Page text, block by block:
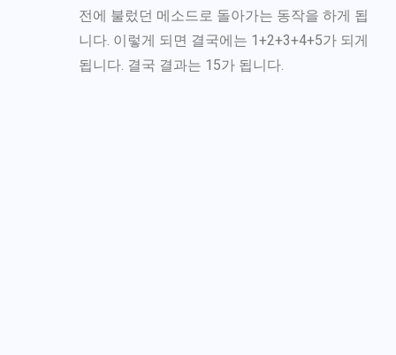
전에 불렀던 메소드로 돌아가는 동작을 하게 됩
니다. 이렇게 되면 결국에는 1+2+3+4+5가 되게
됩니다. 결국 결과는 15가 됩니다.